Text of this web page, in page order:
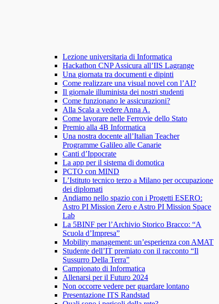
Lezione universitaria di Informatica
Hackathon CNP Assicura all’IIS Lagrange
Una giornata tra documenti e dipinti
Come realizzare una visual novel con l’AI?
Il giornale illuminista dei nostri studenti
Come funzionano le assicurazioni?
Alla Scala a vedere Anna A.
Come lavorare nelle Ferrovie dello Stato
Premio alla 4B Informatica
Una nostra docente all’Italian Teacher
Programme Galileo alle Canarie
Canti d’Ippocrate
La app per il sistema di domotica
PCTO con MIND
L’Istituto tecnico terzo a Milano per occupazione
dei diplomati
Andiamo nello spazio con i Progetti ESERO:
Astro PI Mission Zero e Astro PI Mission Space
Lab
La 5BINF per l’Archivio Storico Bracco: “A
Scuola d’Impresa”
Mobility management: un’esperienza con AMAT
Studente dell’IT premiato con il racconto “Il
Sussurro Della Terra”
Campionato di Informatica
Allenarsi per il Futuro 2024
Non occorre vedere per guardare lontano
Presentazione ITS Randstad